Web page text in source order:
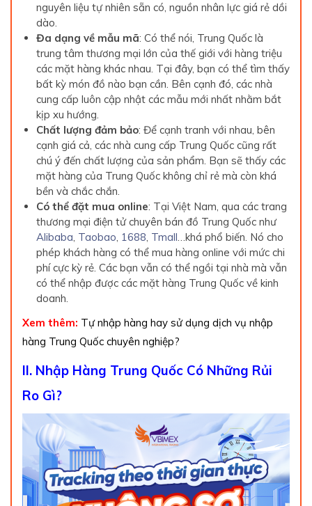
nguyên liệu tự nhiên sẵn có, nguồn nhân lực giá rẻ dồi
dào.
Đa dạng về mẫu mã: Có thể nói, Trung Quốc là
trung tâm thương mại lớn của thế giới với hàng triệu
các mặt hàng khác nhau. Tại đây, bạn có thể tìm thấy
bất kỳ món đồ nào bạn cần. Bên cạnh đó, các nhà
cung cấp luôn cập nhật các mẫu mới nhất nhằm bắt
kịp xu hướng.
Chất lượng đảm bảo: Để cạnh tranh với nhau, bên
cạnh giá cả, các nhà cung cấp Trung Quốc cũng rất
chú ý đến chất lượng của sản phẩm. Bạn sẽ thấy các
mặt hàng của Trung Quốc không chỉ rẻ mà còn khá
bền và chắc chắn.
Có thể đặt mua online: Tại Việt Nam, qua các trang
thương mại điện tử chuyên bán đồ Trung Quốc như
Alibaba, Taobao, 1688, Tmall…khá phổ biến. Nó cho
phép khách hàng có thể mua hàng online với mức chi
phí cực kỳ rẻ. Các bạn vẫn có thể ngồi tại nhà mà vẫn
có thể nhập được các mặt hàng Trung Quốc về kinh
doanh.
Xem thêm: Tự nhập hàng hay sử dụng dịch vụ nhập
hàng Trung Quốc chuyên nghiệp?
II. Nhập Hàng Trung Quốc Có Những Rủi
Ro Gì?